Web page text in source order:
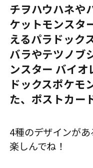
チヲハウハネや
ケットモンスタ
えるパラドック
バラやテツノブ
ンスター バイ
ドックスポケモ
た、ポストカー
4種のデザインが
楽しんでね！